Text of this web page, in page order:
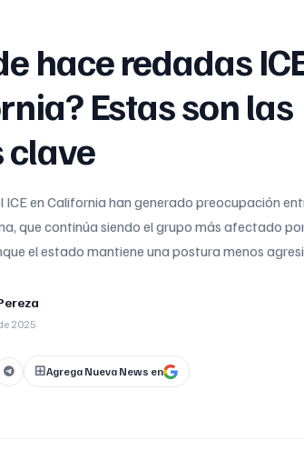
hace redadas
Estas son las
clave
ICE en California han generado preocupación
que continúa siendo el grupo más afectado
el estado mantiene una postura menos
cada vez más en determinadas zonas
2025
Agrega Nueva News en